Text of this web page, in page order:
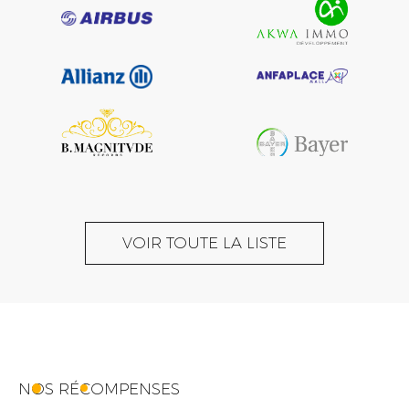
VOIR TOUTE LA LISTE
NOS RÉCOMPENSES